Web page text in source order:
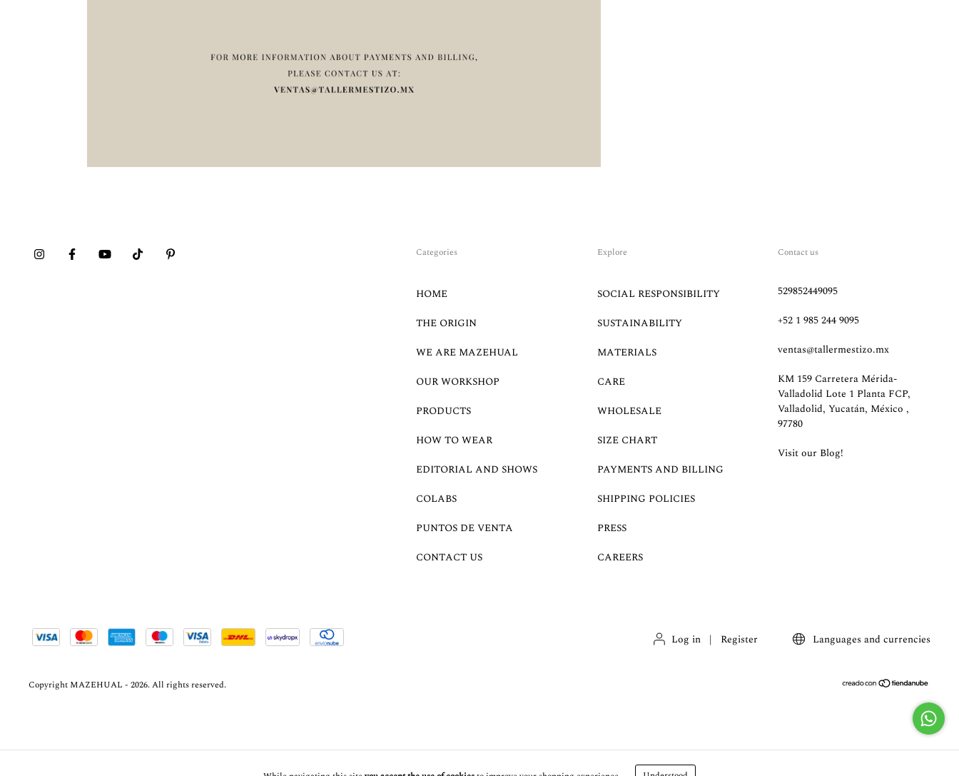
Categories
HOME
THE ORIGIN
WE ARE MAZEHUAL
OUR WORKSHOP
PRODUCTS
HOW TO WEAR
EDITORIAL AND SHOWS
COLABS
PUNTOS DE VENTA
CONTACT US
Explore
SOCIAL RESPONSIBILITY
SUSTAINABILITY
MATERIALS
CARE
WHOLESALE
SIZE CHART
PAYMENTS AND BILLING
SHIPPING POLICIES
PRESS
CAREERS
Contact us
529852449095
+52 1 985 244 9095
ventas@tallermestizo.mx
KM 159 Carretera Mérida-
Valladolid Lote 1 Planta FCP,
Valladolid, Yucatán, México ,
97780
Visit our Blog!
Log in | Register Languages and currencies
Copyright MAZEHUAL - 2026. All rights reserved.